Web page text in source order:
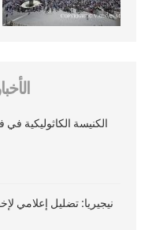
الكنيسة الكاثوليكية في
نيجيريا: تضليل إعلامي